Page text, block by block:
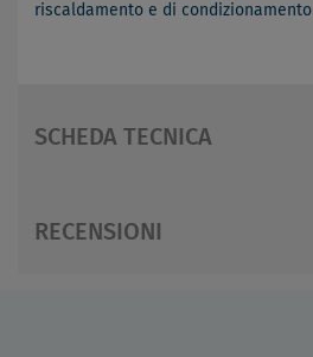
riscaldamento e di condizionamento
SCHEDA TECNICA
RECENSIONI